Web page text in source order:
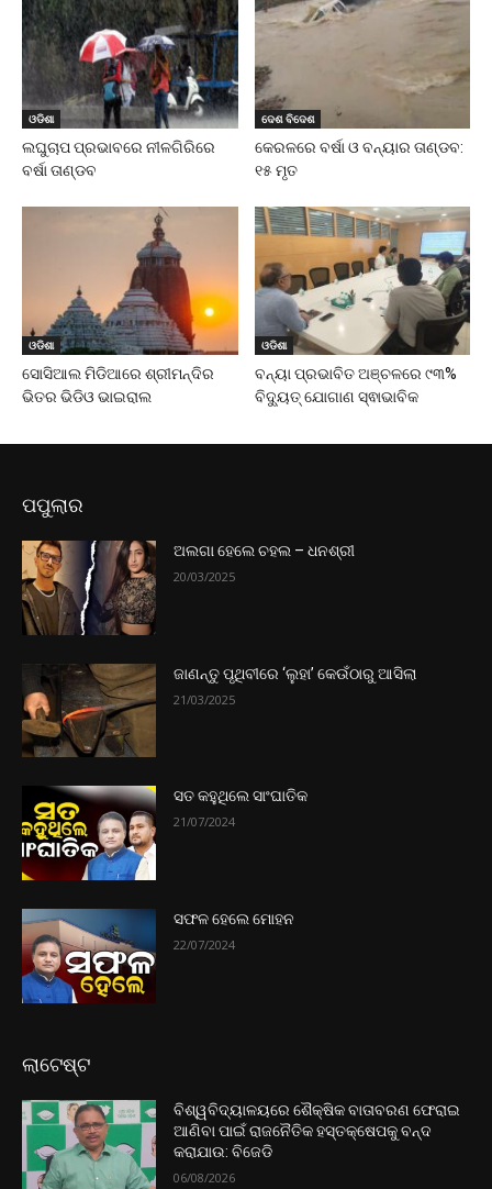
ଓଡିଶା
ଲଘୁଚାପ ପ୍ରଭାବରେ ନୀଳଗିରିରେ
ବର୍ଷା ତାଣ୍ଡବ
ଦେଶ ବିଦେଶ
କେରଳରେ ବର୍ଷା ଓ ବନ୍ୟାର ତାଣ୍ଡବ:
୧୫ ମୃତ
ଓଡିଶା
ସୋସିଆଲ ମିଡିଆରେ ଶ୍ରୀମନ୍ଦିର
ଭିତର ଭିଡିଓ ଭାଇରାଲ
ଓଡିଶା
ବନ୍ୟା ପ୍ରଭାବିତ ଅଞ୍ଚଳରେ ୯୩%
ବିଦ୍ୟୁତ୍ ଯୋଗାଣ ସ୍ଵାଭାବିକ
ପପୁଲାର
ଅଲଗା ହେଲେ ଚହଲ – ଧନଶ୍ରୀ
20/03/2025
ଜାଣନ୍ତୁ ପୃଥିବୀରେ ‘ଲୁହା’ କେଉଁଠାରୁ ଆସିଲା
21/03/2025
ସତ କହୁଥିଲେ ସାଂଘାତିକ
21/07/2024
ସଫଳ ହେଲେ ମୋହନ
22/07/2024
ଲାଟେଷ୍ଟ
ବିଶ୍ୱବିଦ୍ୟାଳୟରେ ଶୈକ୍ଷିକ ବାତାବରଣ ଫେରାଇ
ଆଣିବା ପାଇଁ ରାଜନୈତିକ ହସ୍ତକ୍ଷେପକୁ ବନ୍ଦ
କରାଯାଉ: ବିଜେଡି
06/08/2026